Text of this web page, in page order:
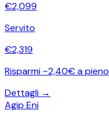
€2,099
Servito
€2,319
Risparmi ~2,40€ a pieno
Dettagli →
Agip Eni